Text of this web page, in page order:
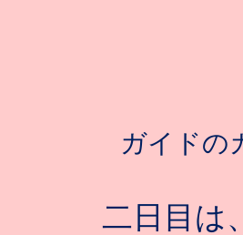
ガイドの
二日目は